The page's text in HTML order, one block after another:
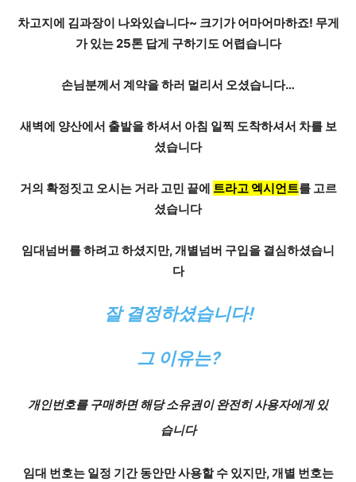
차고지에 김과장이 나와있습니다~ 크기가 어마어마하죠! 무게
가 있는25톤답게 구하기도 어렵습니다
손님분께서 계약을 하러 멀리서 오셨습니다…
새벽에 양산에서 출발을 하셔서 아침 일찍 도착하셔서 차를 보
셨습니다
거의 확정짓고 오시는 거라 고민 끝에 트라고 엑시언트를 고르
셨습니다
임대넘버를 하려고 하셨지만, 개별넘버 구입을 결심하셨습니
다
잘 결정하셨습니다!
그 이유는?
개인번호를 구매하면 해당소유권이 완전히 사용자에게 있
습니다
임대 번호는 일정 기간 동안만 사용할 수 있지만, 개별 번호는